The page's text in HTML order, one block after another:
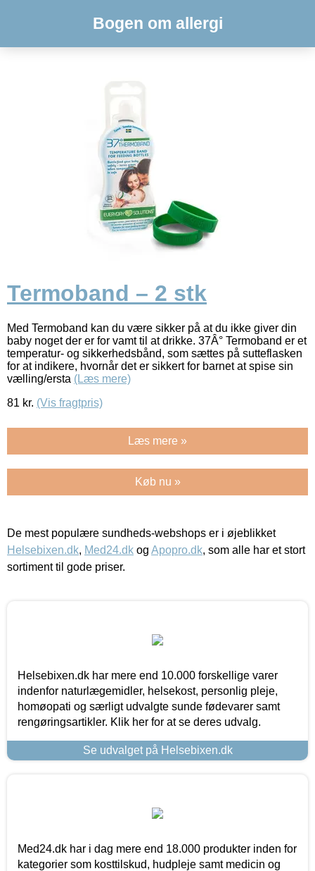
Bogen om allergi
Termoband – 2 stk
Med Termoband kan du være sikker på at du ikke giver din
baby noget der er for vamt til at drikke. 37Â° Termoband er et
temperatur- og sikkerhedsbånd, som sættes på sutteflasken
for at indikere, hvornår det er sikkert for barnet at spise sin
vælling/ersta (Læs mere)
81 kr. (Vis fragtpris)
Læs mere »
Køb nu »
De mest populære sundheds-webshops er i øjeblikket
Helsebixen.dk, Med24.dk og Apopro.dk, som alle har et stort
sortiment til gode priser.
Helsebixen.dk har mere end 10.000 forskellige varer
indenfor naturlægemidler, helsekost, personlig pleje,
homøopati og særligt udvalgte sunde fødevarer samt
rengøringsartikler. Klik her for at se deres udvalg.
Se udvalget på Helsebixen.dk
Med24.dk har i dag mere end 18.000 produkter inden for
kategorier som kosttilskud, hudpleje samt medicin og